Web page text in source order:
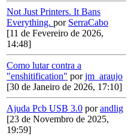
Not Just Printers. It Bans
Everything. por SerraCabo
[11 de Fevereiro de 2026,
14:48]
Como lutar contra a
"enshitification" porjm_araujo
[30 de Janeiro de 2026, 17:10]
Ajuda Pcb USB 3.0 porandlig
[23 de Novembro de 2025,
19:59]